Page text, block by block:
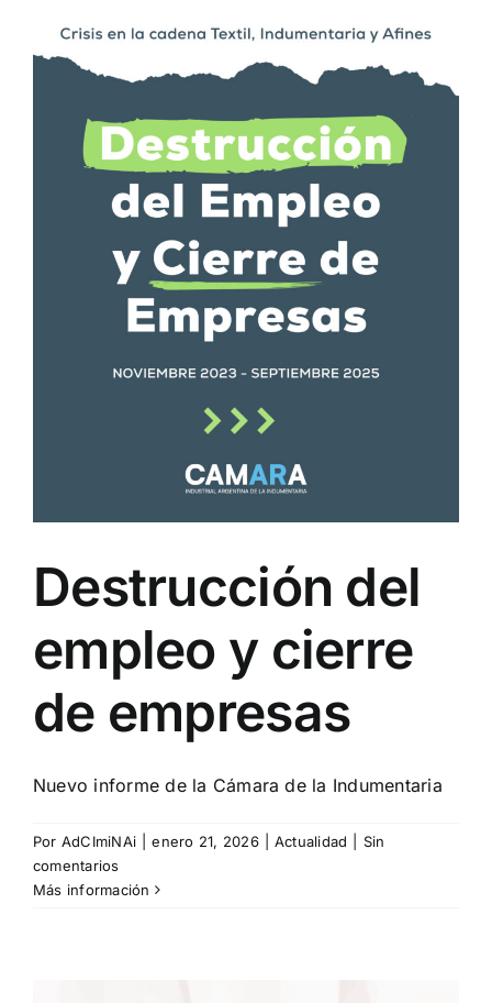
Destrucción del
empleo y cierre
de empresas
Nuevo informe de la Cámara de la Indumentaria
Por AdCImiNAi enero 21, 2026 Actualidad
Sin
comentarios
Más información